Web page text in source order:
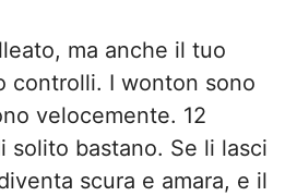
ma anche il tuo
controlli. I wonton sono
velocemente. 12
solito bastano. Se li lasci
scura e amara, e il